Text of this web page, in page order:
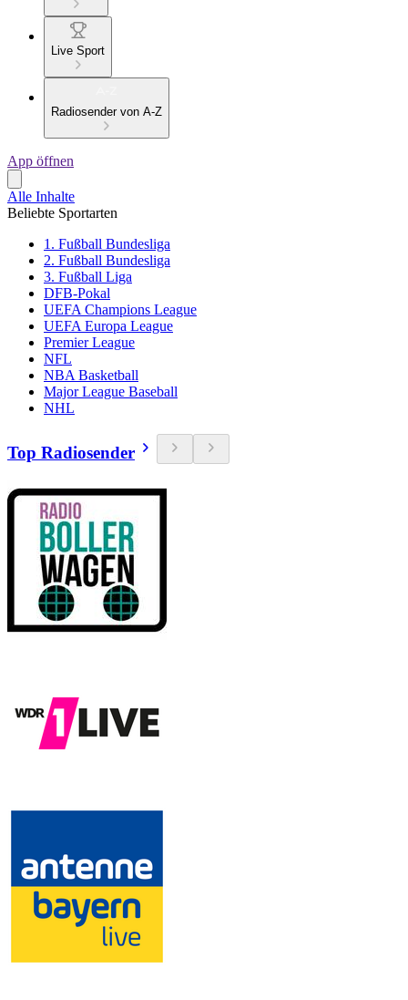
Live Sport
Radiosender von A-Z
App öffnen
Alle Inhalte
Beliebte Sportarten
1. Fußball Bundesliga
2. Fußball Bundesliga
3. Fußball Liga
DFB-Pokal
UEFA Champions League
UEFA Europa League
Premier League
NFL
NBA Basketball
Major League Baseball
NHL
Top Radiosender